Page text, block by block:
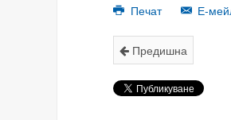
Печат Е-
Предишна